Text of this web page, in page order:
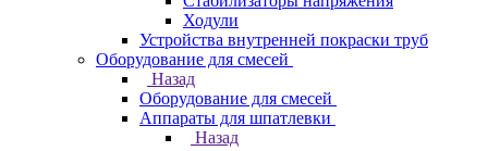
Ходули
Устройства внутренней покраски труб
Оборудование для смесей
Назад
Оборудование для смесей
Аппараты для шпатлевки
Назад